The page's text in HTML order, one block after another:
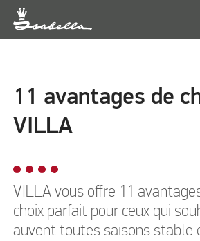
11 avantages de
VILLA
VILLA vous offre 11
choix parfait pour ceux qui
auvent toutes saisons stable